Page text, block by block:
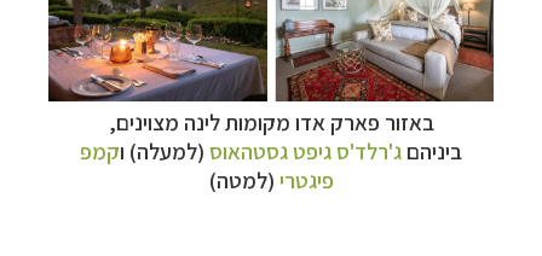
באזור פארק אדו מקומות לינה מצוינים,
ביניהם ג'רלד'ס גיפט גסטהאוס (למעלה) וקמפ
פיגטרי (למטה)